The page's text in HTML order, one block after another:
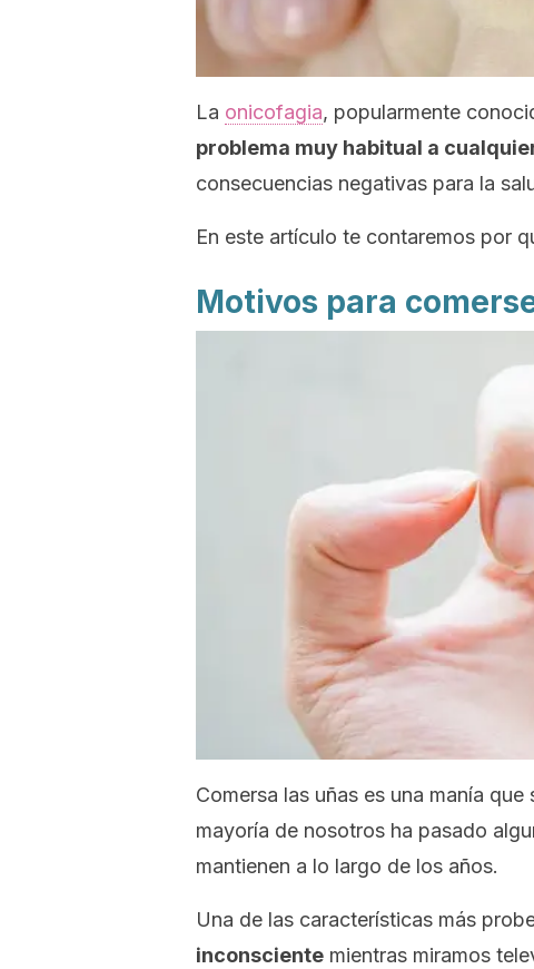
La onicofagia, popularmente
problema muy habitual a
consecuencias negativas para la
En este artículo te contaremos por
Motivos para
Comersa las uñas es una manía
mayoría de nosotros ha pasado
mantienen a lo largo de los años.
Una de las características más
inconsciente mientras miramos